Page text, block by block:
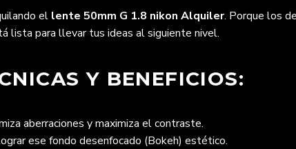
el lente 50mm G 1.8 nikon Alquiler. Porque los
lista para llevar tus ideas al siguiente nivel.
Y BENEFICIOS:
aberraciones y maximiza el contraste.
ese fondo desenfocado (Bokeh) estético.